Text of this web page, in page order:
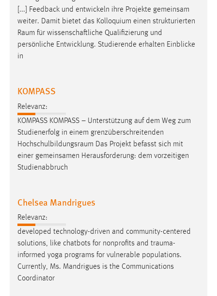
[...] Feedback und entwickeln ihre Projekte gemeinsam
weiter. Damit bietet das Kolloquium einen strukturierten
Raum für wissenschaftliche Qualifizierung und
persönliche Entwicklung. Studierende erhalten Einblicke
in
KOMPASS
Relevanz:
KOMPASS KOMPASS – Unterstützung auf dem Weg zum
Studienerfolg in einem grenzüberschreitenden
Hochschulbildungsraum Das Projekt befasst sich mit
einer gemeinsamen Herausforderung: dem vorzeitigen
Studienabbruch
Chelsea Mandrigues
Relevanz:
developed technology-driven and community-centered
solutions, like chatbots for nonprofits and trauma-
informed yoga programs for vulnerable populations.
Currently, Ms. Mandrigues is the Communications
Coordinator